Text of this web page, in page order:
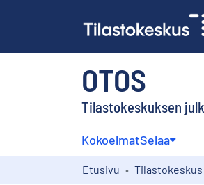
OTOS
Tilastokeskuksen
KokoelmatSelaa
Etusivu Tilastokeskus